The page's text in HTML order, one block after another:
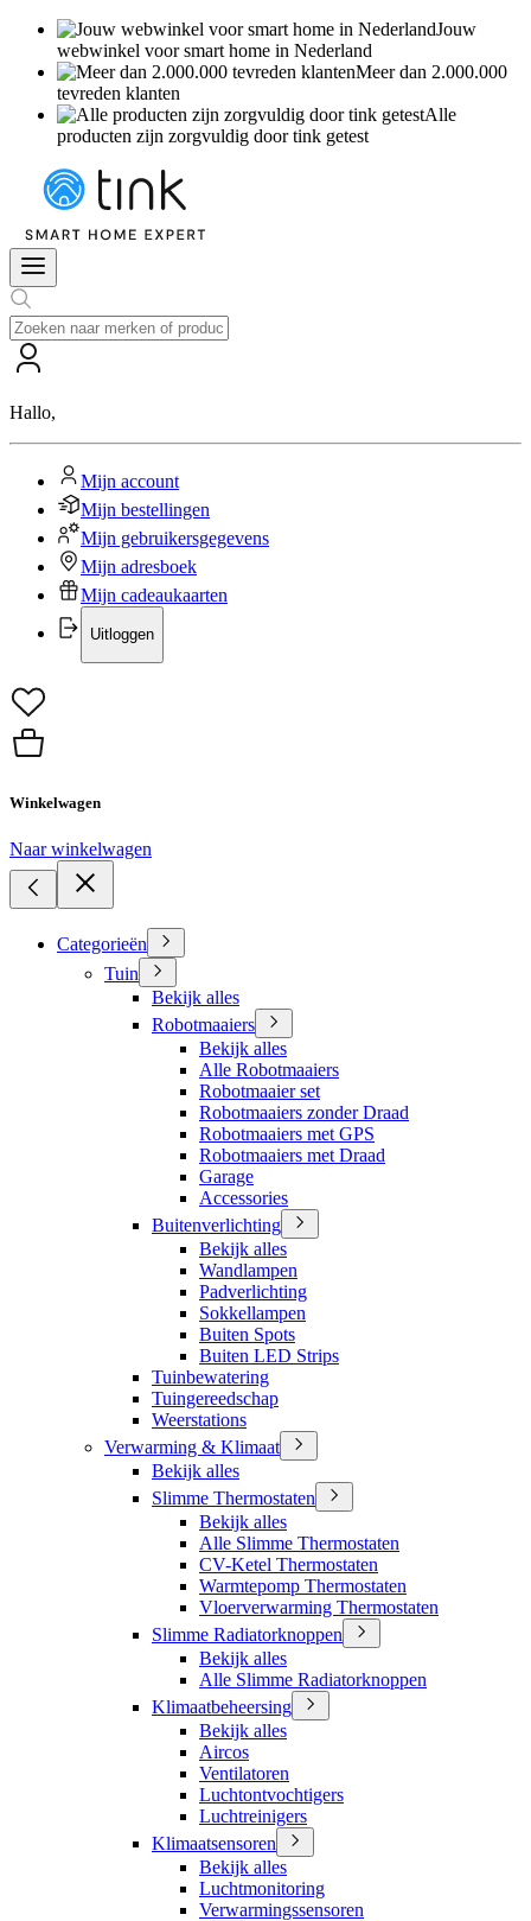
Jouw
webwinkel voor smart home in Nederland
Meer dan 2.000.000
tevreden klanten
Alle
producten zijn zorgvuldig door tink getest
Hallo,
Mijn account
Mijn bestellingen
Mijn gebruikersgegevens
Mijn adresboek
Mijn cadeaukaarten
Uitloggen
Winkelwagen
Naar winkelwagen
Categorieën
Tuin
Bekijk alles
Robotmaaiers
Bekijk alles
Alle Robotmaaiers
Robotmaaier set
Robotmaaiers zonder Draad
Robotmaaiers met GPS
Robotmaaiers met Draad
Garage
Accessories
Buitenverlichting
Bekijk alles
Wandlampen
Padverlichting
Sokkellampen
Buiten Spots
Buiten LED Strips
Tuinbewatering
Tuingereedschap
Weerstations
Verwarming & Klimaat
Bekijk alles
Slimme Thermostaten
Bekijk alles
Alle Slimme Thermostaten
CV-Ketel Thermostaten
Warmtepomp Thermostaten
Vloerverwarming Thermostaten
Slimme Radiatorknoppen
Bekijk alles
Alle Slimme Radiatorknoppen
Klimaatbeheersing
Bekijk alles
Aircos
Ventilatoren
Luchtontvochtigers
Luchtreinigers
Klimaatsensoren
Bekijk alles
Luchtmonitoring
Verwarmingssensoren